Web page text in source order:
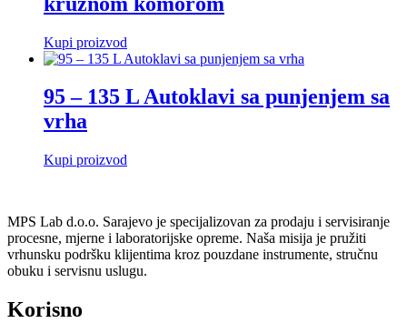
Kupi proizvod
95 – 135 L Autoklavi sa punjenjem sa
vrha
Kupi proizvod
MPS Lab d.o.o. Sarajevo je specijalizovan za prodaju i servisiranje
procesne, mjerne i laboratorijske opreme. Naša misija je pružiti
vrhunsku podršku klijentima kroz pouzdane instrumente, stručnu
obuku i servisnu uslugu.
Korisno